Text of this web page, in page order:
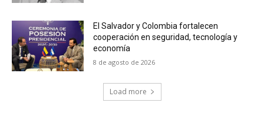
El Salvador y Colombia fortalecen
cooperación en seguridad, tecnología y
economía
8 de agosto de 2026
Load more